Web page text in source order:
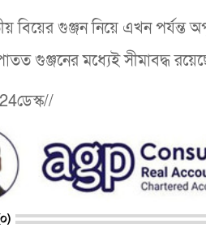
বিয়ের গুঞ্জন নিয়ে এখন পর্যন্ত
গুঞ্জনের মধ্যেই সীমাবদ্ধ